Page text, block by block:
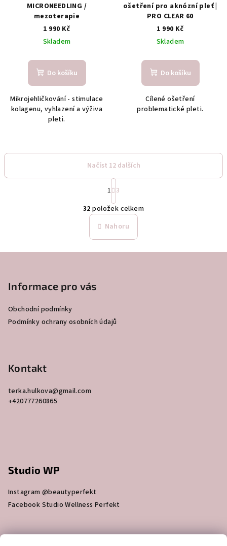
MICRONEEDLING /
mezoterapie
1 990 Kč
Skladem
Do košíku
Mikrojehličkování - stimulace
kolagenu, vyhlazení a výživa
pleti.
ošetření pro aknózní pleť |
PRO CLEAR 60
1 990 Kč
Skladem
Do košíku
Cílené ošetření
problematické pleti.
O
v
l
á
v
Načíst 12 dalších
S
t
r
á
n
k
o
v
1 3
32 položek celkem
Nahoru
Informace pro vás
Obchodní podmínky
Podmínky ochrany osobních údajů
Kontakt
terka.hulkova@gmail.com
+420777260865
Studio WP
Instagram @beautyperfekt
Facebook Studio Wellness Perfekt